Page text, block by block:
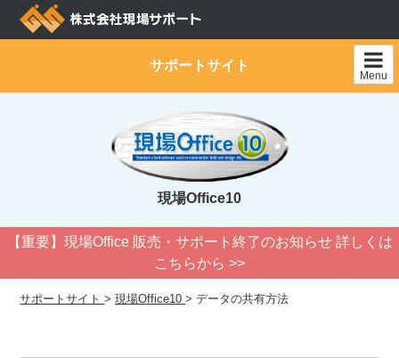
Skip
サポートサイト
Menu
現場Office10
【重要】現場Office 販売・サポート終了のお知らせ 詳しくは
こちらから >>
サポートサイト >現場Office10 >データの共有方法